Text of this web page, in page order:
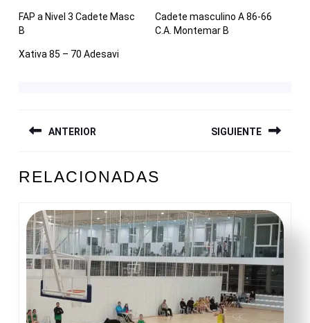
FAP a Nivel 3 Cadete Masc
B
Cadete masculino A 86-66
C.A. Montemar B
Xativa 85 – 70 Adesavi
DE
ANTERIOR
anterior:
SIGUIENTE
entrada:
RELACIONADAS